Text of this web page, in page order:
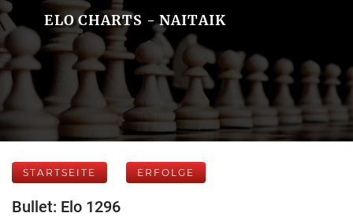
ELO CHARTS - NAITAIK
STARTSEITE ERFOLGE
Bullet: Elo 1296